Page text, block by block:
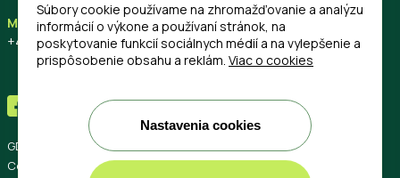
Mobil
+421 33 557 1300
Email
info@agroprotect.eu
GDPR
Cookies
Súbory cookie používame na zhromažďovanie a analýzu
informácií o výkone a používaní stránok, na
poskytovanie funkcií sociálnych médií a na vylepšenie a
prispôsobenie obsahu a reklám. Viac o cookies
Nastavenia cookies